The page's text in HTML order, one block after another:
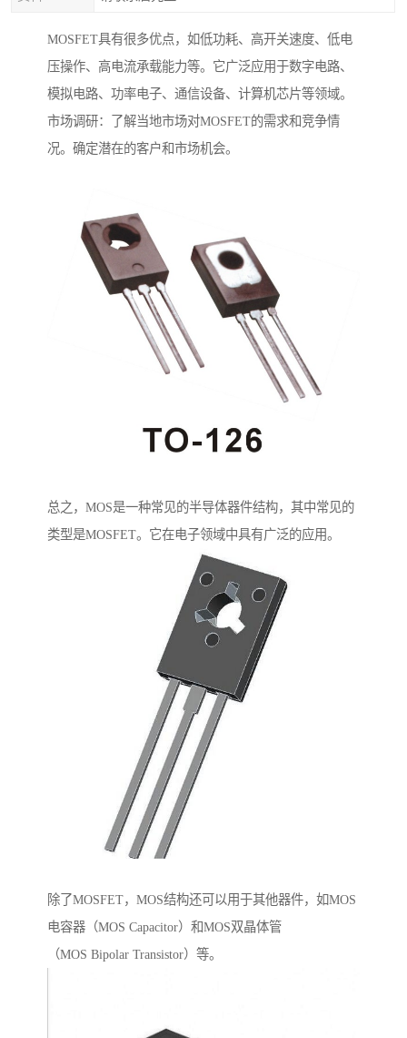
MOSFET具有很多优点，如低功耗、高开关速度、低电
压操作、高电流承载能力等。它广泛应用于数字电路、
模拟电路、功率电子、通信设备、计算机芯片等领域。
市场调研：了解当地市场对MOSFET的需求和竞争情
况。确定潜在的客户和市场机会。
总之，MOS是一种常见的半导体器件结构，其中常见的
类型是MOSFET。它在电子领域中具有广泛的应用。
除了MOSFET，MOS结构还可以用于其他器件，如MOS
电容器（MOS Capacitor）和MOS双晶体管
（MOS Bipolar Transistor）等。